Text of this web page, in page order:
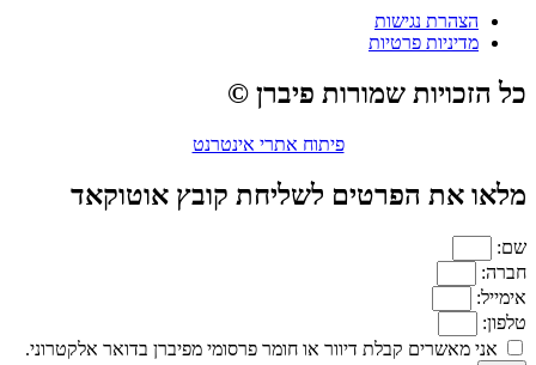
הצהרת נגישות
מדיניות פרטיות
כל הזכויות שמורות פיברן ©
פיתוח אתרי אינטרנט
מלאו את הפרטים לשליחת קובץ אוטוקאד
שם:
חברה:
אימייל:
טלפון:
אני מאשרים קבלת דיוור או חומר פרסומי מפיברן בדואר אלקטרוני.